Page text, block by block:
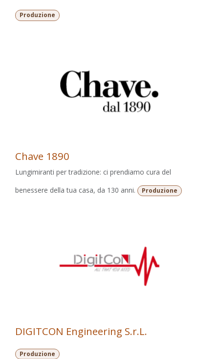
Produzione
Chave 1890
Lungimiranti per tradizione: ci prendiamo cura del
benessere della tua casa, da 130 anni.
Produzione
DIGITCON Engineering S.r.L.
Produzione